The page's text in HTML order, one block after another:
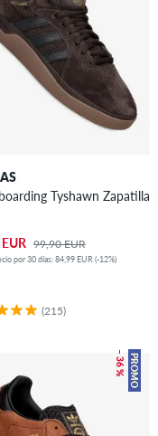
Tyshawn Zapatilla
99,90 EUR
por 30 días: 84,99 EUR (-12%)
(215)
PROMO
– 36 %